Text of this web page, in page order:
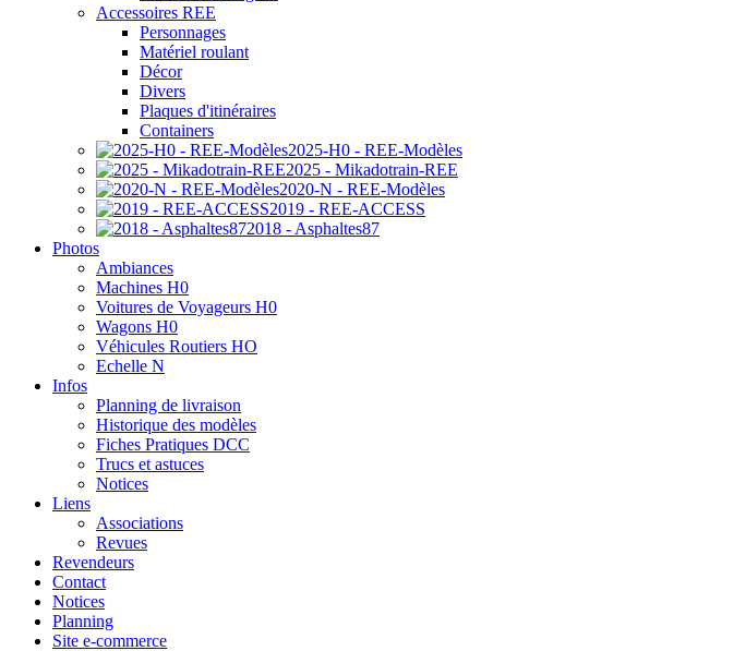
Accessoires REE
Personnages
Matériel roulant
Décor
Divers
Plaques d'itinéraires
Containers
2025-H0 - REE-Modèles
2025 - Mikadotrain-REE
2020-N - REE-Modèles
2019 - REE-ACCESS
2018 - Asphaltes87
Photos
Ambiances
Machines H0
Voitures de Voyageurs H0
Wagons H0
Véhicules Routiers HO
Echelle N
Infos
Planning de livraison
Historique des modèles
Fiches Pratiques DCC
Trucs et astuces
Notices
Liens
Associations
Revues
Revendeurs
Contact
Notices
Planning
Site e-commerce